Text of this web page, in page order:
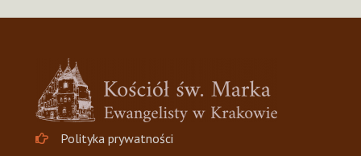
Polityka prywatności